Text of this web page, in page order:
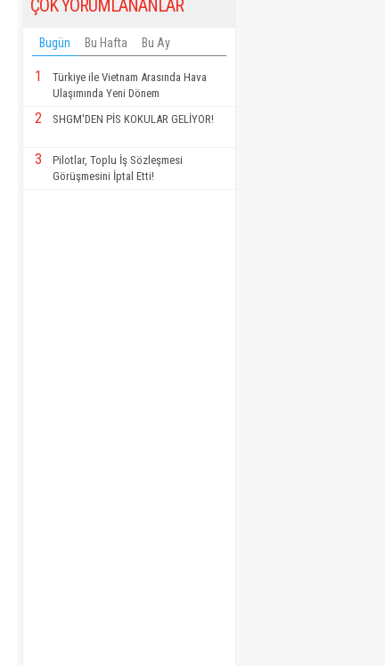
ÇOK YORUMLANANLAR
Bugün Bu Hafta Bu Ay
1
Türkiye ile Vietnam Arasında Hava
Ulaşımında Yeni Dönem
2 SHGM'DEN PİS KOKULAR GELİYOR!
3
Pilotlar, Toplu İş Sözleşmesi
Görüşmesini İptal Etti!